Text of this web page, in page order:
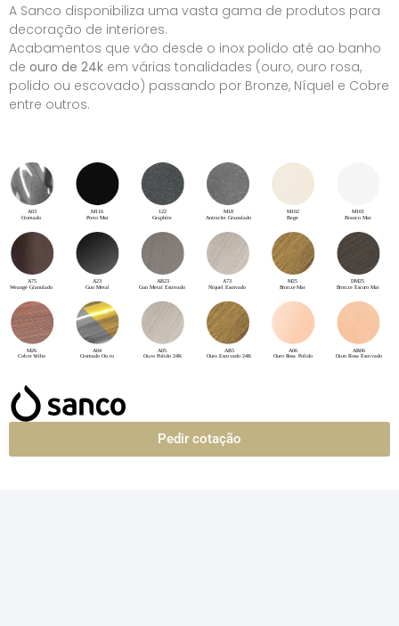
A Sanco disponibiliza uma vasta gama de produtos para
decoração de interiores.
Acabamentos que vão desde o inox polido até ao banho
de ouro de 24k em várias tonalidades (ouro, ouro rosa,
polido ou escovado) passando por Bronze, Níquel e Cobre
entre outros.
Pedir cotação